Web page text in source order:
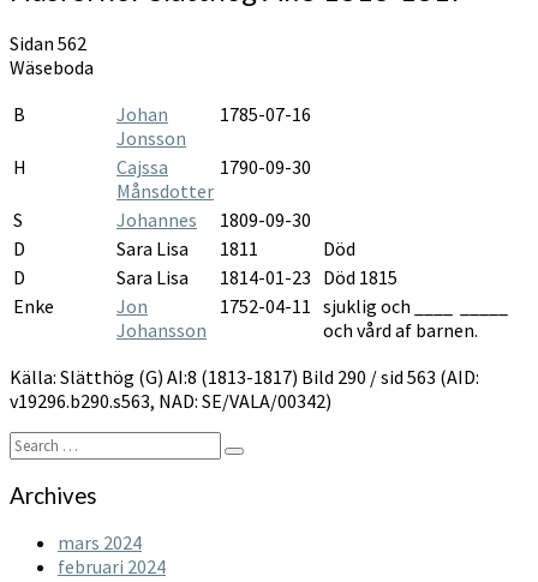
Slätthög
1813-
1817
Sidan 562
Wäseboda
B
Johan
Jonsson
1785-07-16
H
Cajssa
Månsdotter
1790-09-30
S Johannes
1809-09-30
D
Sara Lisa 1811
Död
D
Sara Lisa 1814-01-23 Död 1815
Enke
Jon
Johansson
1752-04-11 sjuklig och ____ _____
och vård af barnen.
Källa: Slätthög (G) AI:8 (1813-1817) Bild 290 / sid 563 (AID:
v19296.b290.s563, NAD: SE/VALA/00342)
Search
for:
Search
Archives
mars 2024
februari 2024